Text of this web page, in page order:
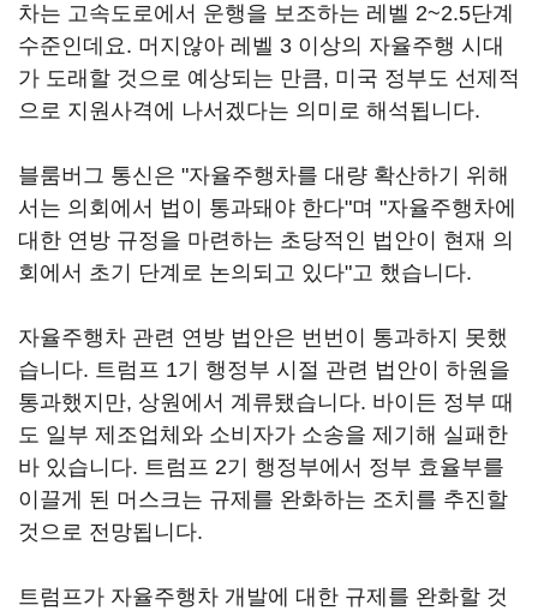
차는 고속도로에서 운행을 보조하는 레벨 2~2.5단계
수준인데요. 머지않아 레벨 3 이상의 자율주행 시대
가 도래할 것으로 예상되는 만큼, 미국 정부도 선제적
으로 지원사격에 나서겠다는 의미로 해석됩니다.
블룸버그 통신은 "자율주행차를 대량 확산하기 위해
서는 의회에서 법이 통과돼야 한다"며 "자율주행차에
대한 연방 규정을 마련하는 초당적인 법안이 현재 의
회에서 초기 단계로 논의되고 있다"고 했습니다.
자율주행차 관련 연방 법안은 번번이 통과하지 못했
습니다. 트럼프 1기 행정부 시절 관련 법안이 하원을
통과했지만, 상원에서 계류됐습니다. 바이든 정부 때
도 일부 제조업체와 소비자가 소송을 제기해 실패한
바 있습니다. 트럼프 2기 행정부에서 정부 효율부를
이끌게 된 머스크는 규제를 완화하는 조치를 추진할
것으로 전망됩니다.
트럼프가 자율주행차 개발에 대한 규제를 완화할 것